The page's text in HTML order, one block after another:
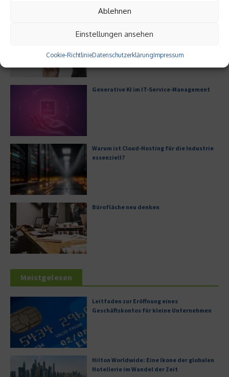
Ablehnen
Einstellungen ansehen
Cookie-RichtlinieDatenschutzerklärungImpressum
Welche Auswirkungen haben GEO-
Techniken auf SEO?
Generative KI im IT-Service-Management
Warum ist Cloud-Hosting für die Industrie
essenziell?
Bürofläche neu denken
Meistgelesen
Leitfaden zur Eröffnung eines
Geschäftskontos für kleine Unternehmen
Hilton Worldwide: Eine Ikone der globalen
Hotellerie im Wandel der Zeit